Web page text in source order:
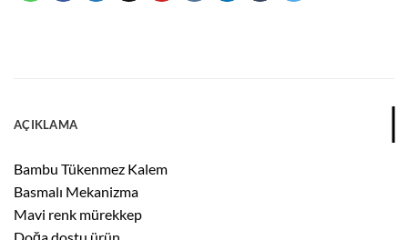
AÇIKLAMA
Bambu Tükenmez Kalem
Basmalı Mekanizma
Mavi renk mürekkep
Doğa dostu ürün